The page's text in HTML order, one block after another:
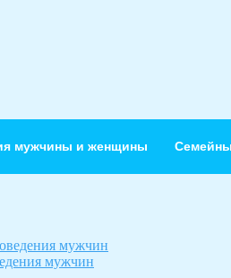
мужчины и женщины
мужчин